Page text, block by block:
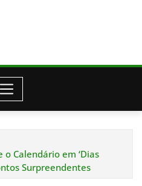
o Calendário em ‘Dias
Surpreendentes